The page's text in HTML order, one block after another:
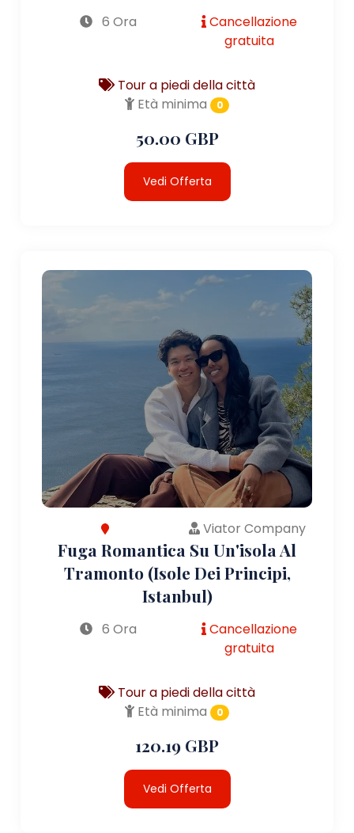
6 Ora
Cancellazione
gratuita
Tour a piedi della città
Età minima
0
50.00 GBP
Vedi Offerta
Viator Company
Fuga Romantica Su Un'isola Al
Tramonto (Isole Dei Principi,
Istanbul)
6 Ora
Cancellazione
gratuita
Tour a piedi della città
Età minima
0
120.19 GBP
Vedi Offerta